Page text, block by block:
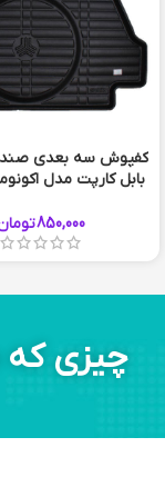
کفپوش سه بعدی
بابل کارپت مدل
سهند
850,000
چیزی که